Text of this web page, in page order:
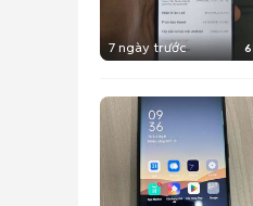
7 ngày trước 6